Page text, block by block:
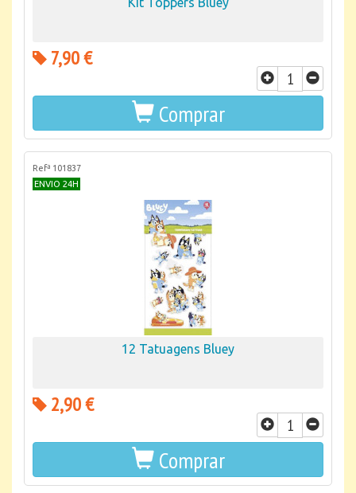
7,90 €
Comprar
Refª 101837
ENVIO 24H
12 Tatuagens Bluey
2,90 €
Comprar